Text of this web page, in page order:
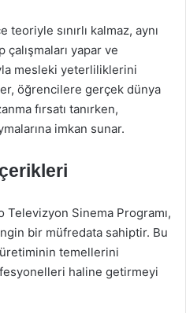
sınırlı kalmaz, aynı
yapar ve
mesleki yeterliliklerini
öğrencilere gerçek dünya
fırsatı tanırken,
imkan sunar.
Televizyon Sinema Programı,
bir müfredata sahiptir. Bu
temellerini
haline getirmeyi